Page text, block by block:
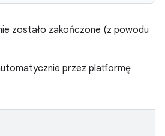
zostało zakończone (z powodu
przez platformę